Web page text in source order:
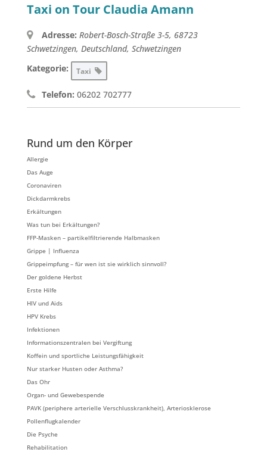
Taxi on Tour Claudia Amann
Adresse: Robert-Bosch-Straße 3-5, 68723
Schwetzingen, Deutschland, Schwetzingen
Kategorie:
Taxi
Telefon: 06202 702777
Rund um den Körper
Allergie
Das Auge
Coronaviren
Dickdarmkrebs
Erkältungen
Was tun bei Erkältungen?
FFP-Masken – partikelfiltrierende Halbmasken
Grippe | Influenza
Grippeimpfung – für wen ist sie wirklich sinnvoll?
Der goldene Herbst
Erste Hilfe
HIV und Aids
HPV Krebs
Infektionen
Informationszentralen bei Vergiftung
Koffein und sportliche Leistungsfähigkeit
Nur starker Husten oder Asthma?
Das Ohr
Organ- und Gewebespende
PAVK (periphere arterielle Verschlusskrankheit), Arteriosklerose
Pollenflugkalender
Die Psyche
Rehabilitation